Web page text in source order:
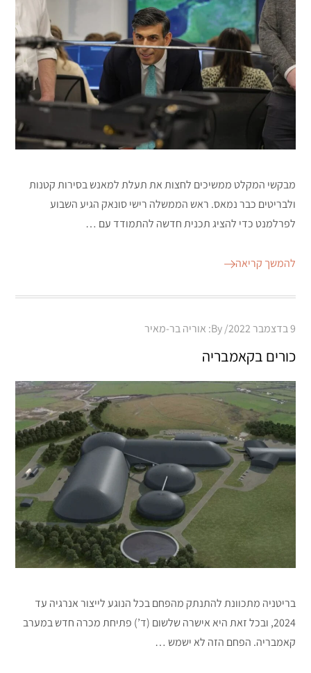
מבקשי המקלט ממשיכים לחצות את תעלת למאנש בסירות קטנות
ולבריטים כבר נמאס. ראש הממשלה רישי סונאק הגיע השבוע
לפרלמנט כדי להציג תכנית חדשה להתמודד עם …
להמשך קריאה
Posted
9 בדצמבר 2022 By: אוריה בר-מאיר
כורים בקאמבריה
בריטניה מתכוונת להתנתק מהפחם בכל הנוגע לייצור אנרגיה עד
2024, ובכל זאת היא אישרה שלשום (ד’) פתיחת מכרה חדש במערב
קאמבריה. הפחם הזה לא ישמש …